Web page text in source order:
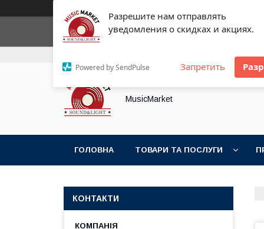
Разрешите нам отправлять
уведомления о скидках и акциях.
Powered by SendPulse Запретить
MusicMarket
ГОЛОВНА ТОВАРИ ТА ПОСЛУГИ
КОНТАКТИ